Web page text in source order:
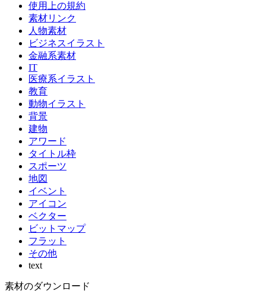
使用上の規約
素材リンク
人物素材
ビジネスイラスト
金融系素材
IT
医療系イラスト
教育
動物イラスト
背景
建物
アワード
タイトル枠
スポーツ
地図
イベント
アイコン
ベクター
ビットマップ
フラット
その他
text
素材のダウンロード